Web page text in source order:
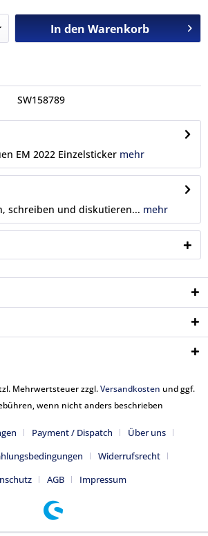
In den Warenkorb
SW158789
EM 2022 Einzelsticker mehr
schreiben und diskutieren... mehr
Mehrwertsteuer zzgl.Versandkosten und ggf.
wenn nicht anders beschrieben
Payment / Dispatch
Über uns
Widerrufsrecht
AGB Impressum